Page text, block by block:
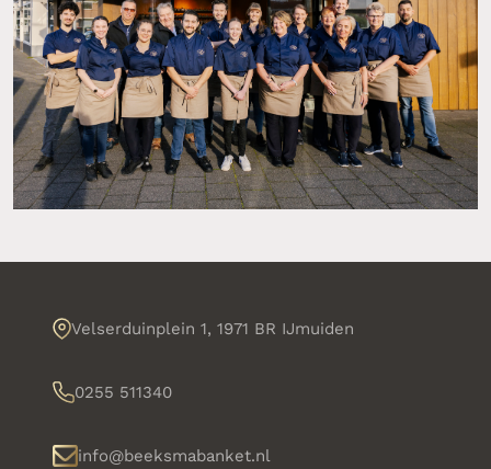
Velserduinplein 1, 1971 BR IJmuiden
0255 511340
info@beeksmabanket.nl